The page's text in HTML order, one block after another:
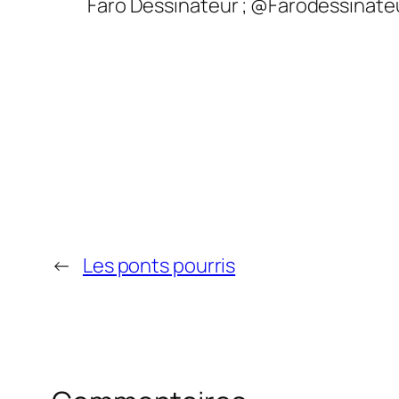
Faro Dessinateur ;
← Les ponts pourris